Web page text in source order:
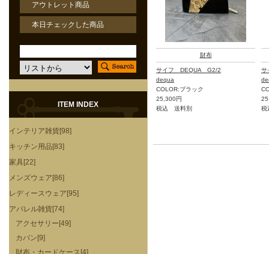
財布
サイフ DEQUA G2/2
dequa
COLOR:ブラック
25,300円
税込 送料別
税
アウトレット商品
本日チェックした商品
ITEM INDEX
インテリア雑貨[98]
キッチン用品[83]
家具[22]
メンズウェア[86]
レディースウェア[95]
アパレル雑貨[74]
アクセサリー[49]
カバン[9]
財布・カードケース[4]